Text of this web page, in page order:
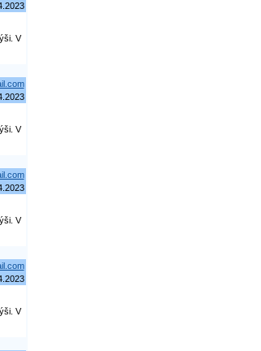
V
V
V
V